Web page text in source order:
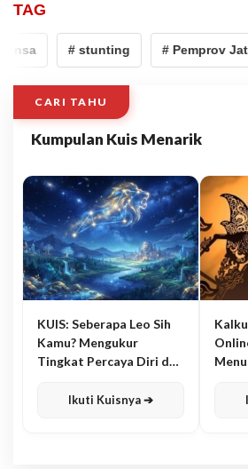
TAG
# stunting # Pemprov Jatim
CARI TAHU
Kumpulan Kuis Menarik
KUIS: Seberapa Leo Sih
Kamu? Mengukur
Tingkat Percaya Diri dan
Ikuti Kuisnya ➔